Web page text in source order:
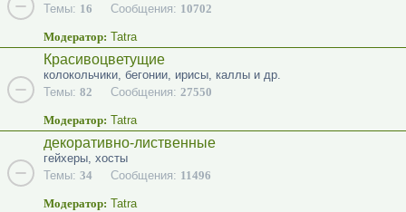
Темы: 16 Сообщения: 10702
Модератор: Tatra
Красивоцветущие
колокольчики, бегонии, ирисы, каллы и др.
Темы: 82 Сообщения: 27550
Модератор: Tatra
декоративно-лиственные
гейхеры, хосты
Темы: 34 Сообщения: 11496
Модератор: Tatra